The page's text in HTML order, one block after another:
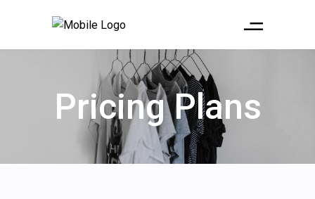
Pricing Plans